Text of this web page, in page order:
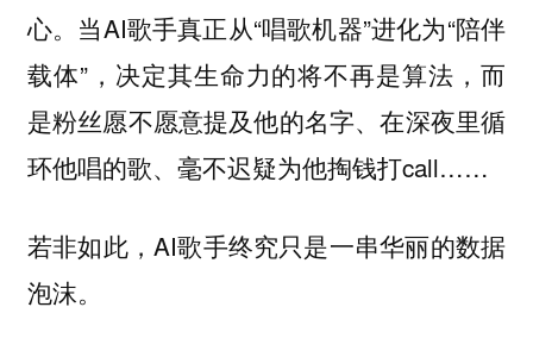
心。当AI歌手真正从“唱歌机器”进化为“陪伴
载体”，决定其生命力的将不再是算法，而
是粉丝愿不愿意提及他的名字、在深夜里循
环他唱的歌、毫不迟疑为他掏钱打call……
若非如此，AI歌手终究只是一串华丽的数据
泡沫。